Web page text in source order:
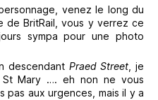
venez le long du
de BritRail, vous y verrez ce
sympa pour une photo
descendant Praed Street, je
St Mary …. eh non ne vous
pas aux urgences, mais il y a